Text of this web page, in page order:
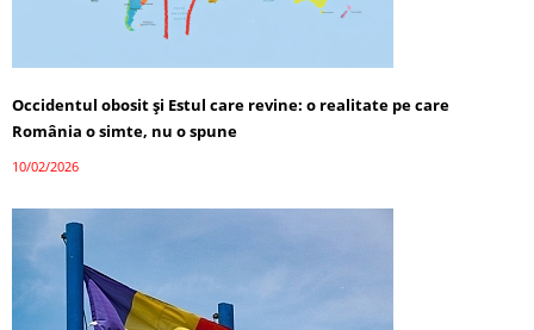
Occidentul obosit și Estul care revine: o realitate pe care
România o simte, nu o spune
10/02/2026